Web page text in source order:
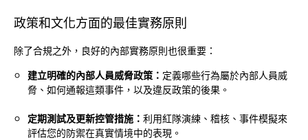
政策和文化方面的最佳實務原則
除了合規之外，良好的內部實務原則也很重要：
建立明確的內部人員威脅政策： 定義哪些行為屬於內部人員威
脅、如何通報這類事件，以及違反政策的後果。
定期測試及更新控管措施： 利用紅隊演練、稽核、事件模擬來
評估您的防禦在真實情境中的表現。